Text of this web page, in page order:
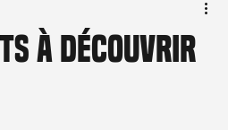
à découvrir